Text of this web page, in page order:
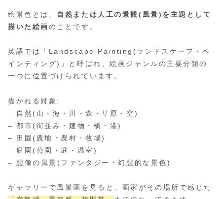
絵景色とは、
自然または人工の景観(風景)を主題として
描いた絵画のことです。
英語では「Landscape Painting(ランドスケープ・ペ
インティング)」と呼ばれ、絵画ジャンルの主要分類の
一つに位置づけられています。
描かれる対象:
– 自然(山・海・川・森・草原・空)
– 都市(街並み・建物・橋・港)
– 田園(農地・農村・牧場)
– 庭園(公園・庭・温室)
– 想像の風景(ファンタジー・幻想的な景色)
ギャラリーで風景画を見ると、画家がその場所で感じた